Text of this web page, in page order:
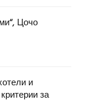
Цочо
и
за